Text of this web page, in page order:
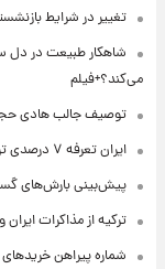
تغییر در شرایط
شاهکار طبیعت در دل
می‌کند؟+فیلم
توصیف جالب هادی
ایران تعرفه ۷ درصدی تردد از تنگه هرمز را ابلاغ کرد
پیش‌بینی بارش‌های
ترکیه از مذاکرات
شماره پیراهن